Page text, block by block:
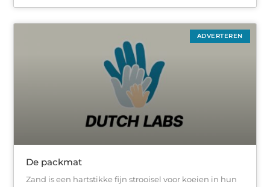
ADVERTEREN
De packmat
Zand is een hartstikke fijn strooisel voor koeien in hun